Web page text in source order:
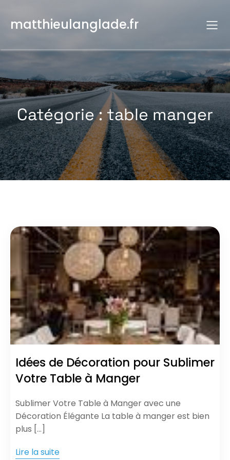
contenu
matthieulanglade.fr
Catégorie : table manger
Idées de Décoration pour Sublimer
Votre Table à Manger
Sublimer Votre Table à Manger avec une
Décoration Élégante La table à manger est bien
plus […]
Lire la suite